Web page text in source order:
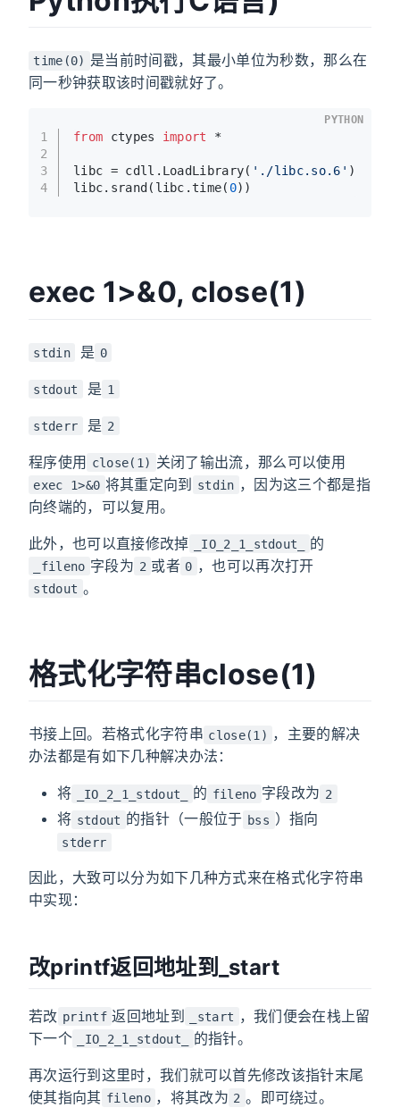
time(0) 是当前时间戳，其最小单位为秒数，那么在
同一秒钟获取该时间戳就好了。
1
2
3
4
from ctypes import *
libc = cdll.LoadLibrary( './libc.so.6' )
libc.srand(libc.time( 0))
PYTHON
exec 1>&0, close(1)
stdin 是 0
stdout 是 1
stderr 是 2
程序使用 close(1) 关闭了输出流，那么可以使用
exec 1>&0 将其重定向到 stdin ，因为这三个都是指
向终端的，可以复用。
此外，也可以直接修改掉 _IO_2_1_stdout_ 的
_fileno 字段为 2 或者 0 ，也可以再次打开
stdout 。
格式化字符串close(1)
书接上回。若格式化字符串 close(1) ，主要的解决
办法都是有如下几种解决办法：
将 _IO_2_1_stdout_ 的 fileno 字段改为 2
将 stdout 的指针（一般位于 bss ）指向
stderr
因此，大致可以分为如下几种方式来在格式化字符串
中实现：
改printf返回地址到_start
若改 printf 返回地址到 _start ，我们便会在栈上留
下一个
_IO_2_1_stdout_ 的指针。
再次运行到这里时，我们就可以首先修改该指针末尾
使其指向其 fileno ，将其改为 2 。即可绕过。